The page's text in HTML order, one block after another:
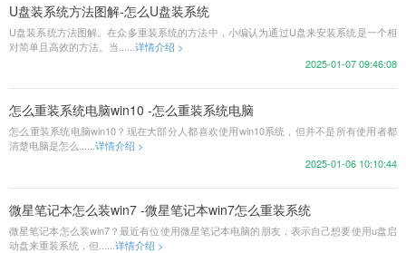
U盘装系统方法图解-怎么U盘装系统
U盘装系统方法图解。在众多重装系统的方法中，小编认为通过U盘来安装系统是一个相
对简单且高效的方法。当...... 详情介绍 >
2025-01-07 09:46:08
怎么重装系统电脑win10 -怎么重装系统电脑
怎么重装系统电脑win10？现在大部分人都喜欢使用win10系统，但并不是所有使用者都
清楚电脑是怎么......详情介绍 >
2025-01-06 10:10:44
微星笔记本怎么装win7 -微星笔记本win7怎么重装系统
微星笔记本怎么装win7？最近有位使用微星笔记本电脑的朋友，表示自己想要使用u盘启
动盘来重装系统，但...... 详情介绍 >